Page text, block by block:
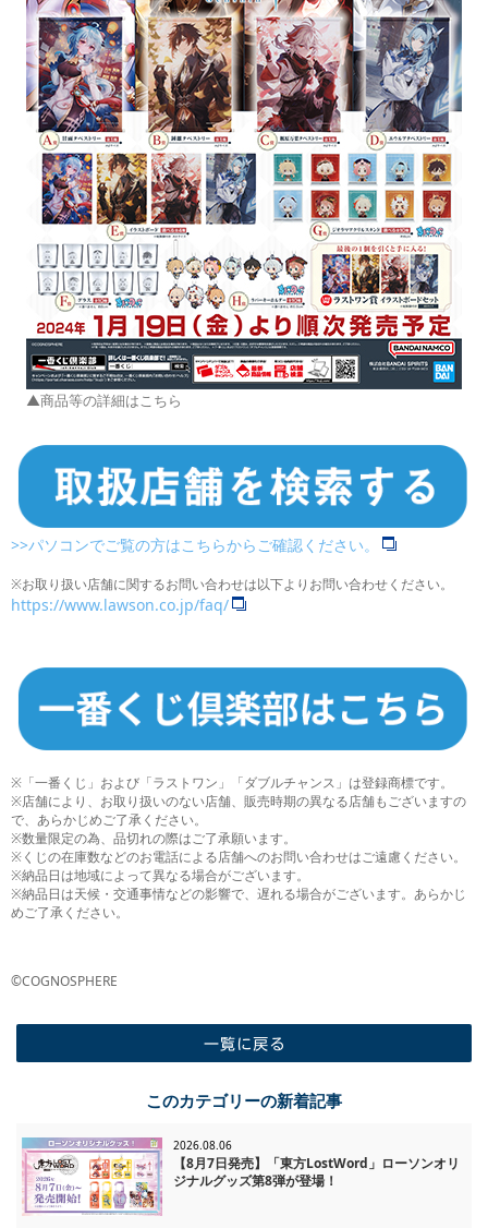
▲商品等の詳細はこちら
>>パソコンでご覧の方はこちらからご確認ください。
※お取り扱い店舗に関するお問い合わせは以下よりお問い合わせください。
https://www.lawson.co.jp/faq/
※「一番くじ」および「ラストワン」「ダブルチャンス」は登録商標です。
※店舗により、お取り扱いのない店舗、販売時期の異なる店舗もございますの
で、あらかじめご了承ください。
※数量限定の為、品切れの際はご了承願います。
※くじの在庫数などのお電話による店舗へのお問い合わせはご遠慮ください。
※納品日は地域によって異なる場合がございます。
※納品日は天候・交通事情などの影響で、遅れる場合がございます。あらかじ
めご了承ください。
©COGNOSPHERE
このカテゴリーの新着記事
2026.08.06
【8月7日発売】「東方LostWord」ローソンオリ
ジナルグッズ第8弾が登場！